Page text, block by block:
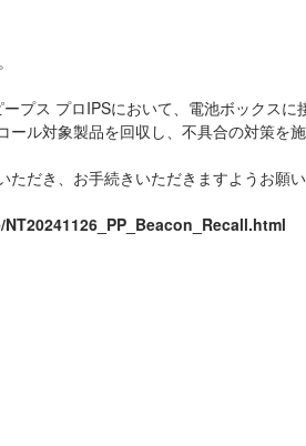
プス プロIPSにおいて、電池ボックス
ル対象製品を回収し、不具合の対策を
だき、お手続きいただきますようお願い